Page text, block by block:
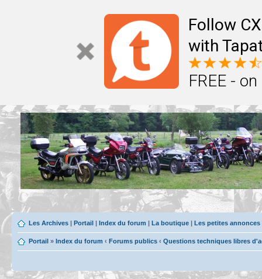
Follow
with
FREE -
Les Archives | Portail | Index du forum | La boutique | Les petites
Portail » Index du forum ‹ Forums publics ‹ Questions techniques libres